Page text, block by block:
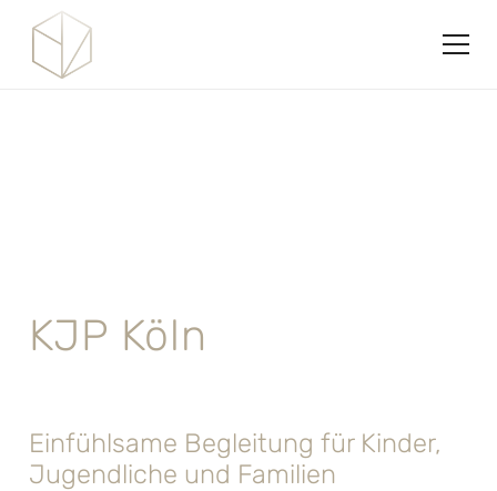
KJP Köln
Einfühlsame Begleitung für Kinder,
Jugendliche und Familien